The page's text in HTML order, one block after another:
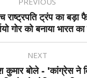
राष्ट्रपति ट्रंप का
गोर को बनाया भारत
NEXT
कुमार बोले - 'कांग्रेस ने